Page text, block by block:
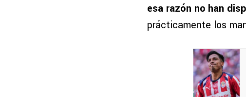
esa razón no han
prácticamente los